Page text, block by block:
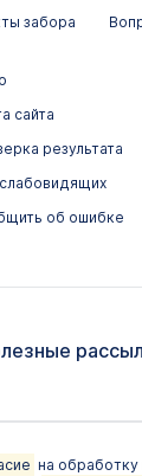
забора
сайта
результата
об ошибке
на